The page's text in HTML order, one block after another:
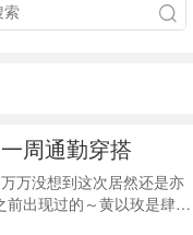
周通勤穿搭
万没想到这次居然还是亦
出现过的～黄以玫是肆意